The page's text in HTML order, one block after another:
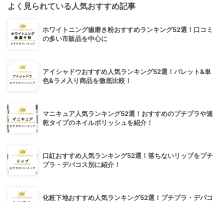
よく見られている人気おすすめ記事
ホワイトニング歯磨き粉おすすめランキング52選！口コミ
の多い市販品を中心に
アイシャドウおすすめ人気ランキング52選！パレット&単
色&ラメ入り商品を徹底比較！
マニキュア人気ランキング52選！おすすめのプチプラや速
乾タイプのネイルポリッシュを紹介！
口紅おすすめ人気ランキング52選！落ちないリップをプチ
プラ・デパコス別に紹介！
化粧下地おすすめ人気ランキング52選！プチプラ・デパコ